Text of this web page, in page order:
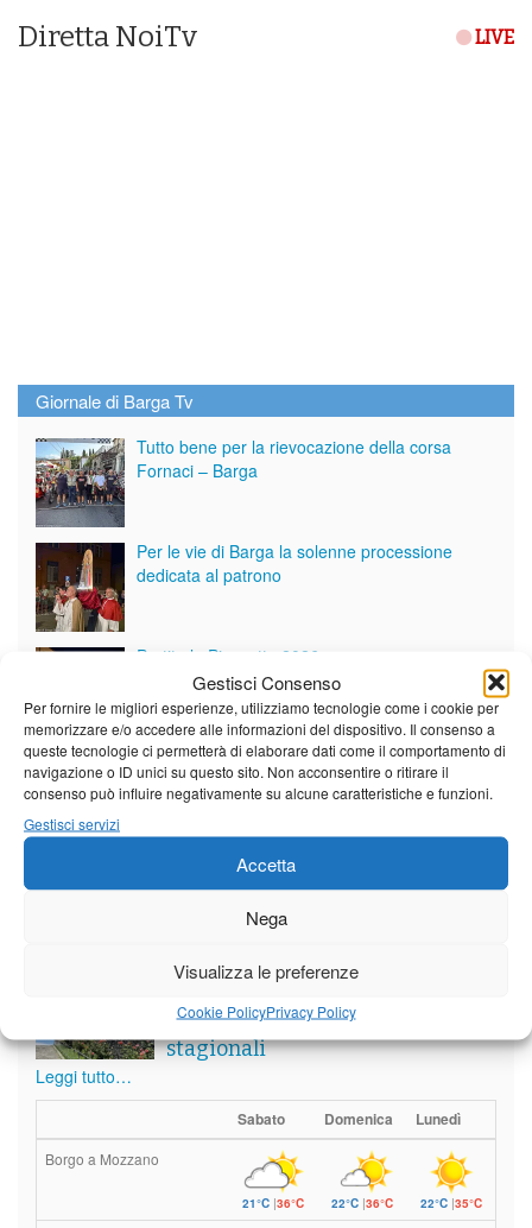
Gestisci Consenso
Per fornire le migliori esperienze, utilizziamo tecnologie come i cookie per
memorizzare e/o accedere alle informazioni del dispositivo. Il consenso a
queste tecnologie ci permetterà di elaborare dati come il comportamento di
navigazione o ID unici su questo sito. Non acconsentire o ritirare il
consenso può influire negativamente su alcune caratteristiche e funzioni.
Gestisci servizi
Accetta
Nega
Visualizza le preferenze
Cookie PolicyPrivacy Policy
Diretta NoiTv LIVE
Giornale di Barga Tv
Tutto bene per la rievocazione della corsa
Fornaci – Barga
Per le vie di Barga la solenne processione
dedicata al patrono
Partite le Piazzette 2026
Vedi tutti i servizi
Il tempo di questo fine
settimana. temperature ancora
ben al di sopra dei valori
stagionali
Leggi tutto…
Sabato Domenica Lunedì
Borgo a Mozzano
21°C|36°C 22°C|36°C 22°C |35°C